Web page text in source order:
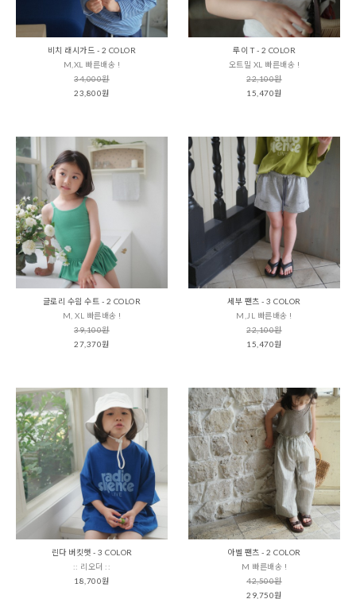
비치 래시가드 - 2 COLOR
M,XL 빠른배송 !
34,000원
23,800원
루이 T - 2 COLOR
오트밀 XL 빠른배송 !
22,100원
15,470원
글로리 수읨 수트 - 2 COLOR
M, XL 빠른배송 !
39,100원
27,370원
세부 팬츠 - 3 COLOR
M,JL 빠른배송 !
22,100원
15,470원
린다 버킷햇 - 3 COLOR
:: 리오더 ::
18,700원
아벨 팬츠 - 2 COLOR
M 빠른배송 !
42,500원
29,750원